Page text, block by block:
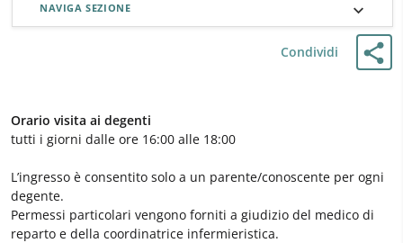
Orario visita ai degenti
tutti i giorni dalle ore 16:00 alle 18:00
L’ingresso è consentito solo a un parente/conoscente per ogni
degente.
Permessi particolari vengono forniti a giudizio del medico di
reparto e della coordinatrice infermieristica.
Condividi
NAVIGA SEZIONE